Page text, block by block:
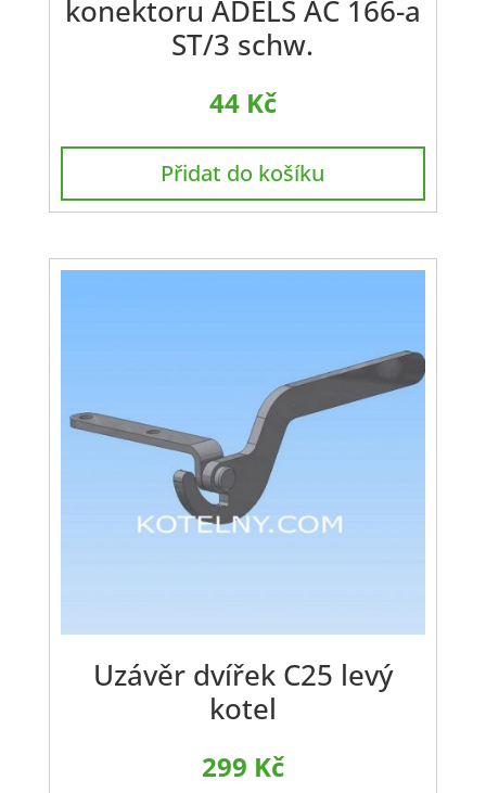
konektoru ADELS AC 166-a
ST/3 schw.
44 Kč
Přidat do košíku
Uzávěr dvířek C25 levý
kotel
299 Kč